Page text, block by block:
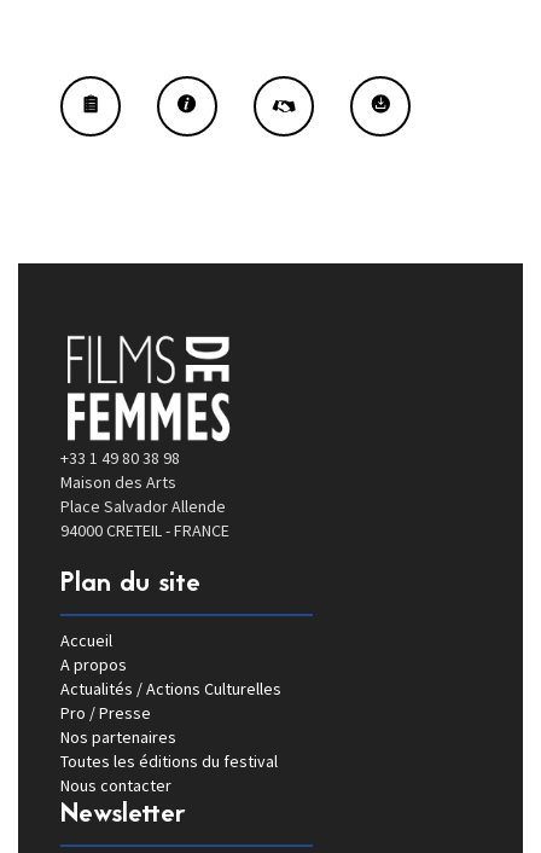
+33 1 49 80 38 98
Maison des Arts
Place Salvador Allende
94000 CRETEIL - FRANCE
Plan du site
Accueil
A propos
Actualités / Actions Culturelles
Pro / Presse
Nos partenaires
Toutes les éditions du festival
Nous contacter
Newsletter